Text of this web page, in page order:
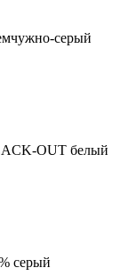
серый
OUT белый
серый